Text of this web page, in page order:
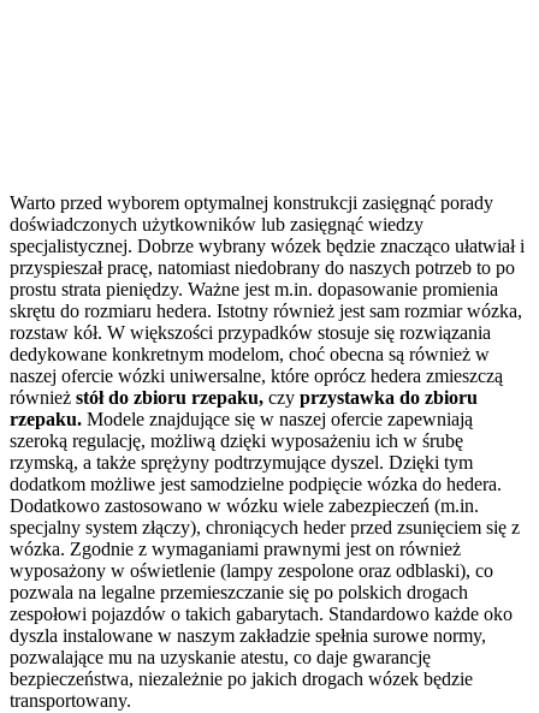
Warto przed wyborem optymalnej konstrukcji zasięgnąć porady
doświadczonych użytkowników lub zasięgnąć wiedzy
specjalistycznej. Dobrze wybrany wózek będzie znacząco ułatwiał i
przyspieszał pracę, natomiast niedobrany do naszych potrzeb to po
prostu strata pieniędzy. Ważne jest m.in. dopasowanie promienia
skrętu do rozmiaru hedera. Istotny również jest sam rozmiar wózka,
rozstaw kół. W większości przypadków stosuje się rozwiązania
dedykowane konkretnym modelom, choć obecna są również w
naszej ofercie wózki uniwersalne, które oprócz hedera zmieszczą
również stół do zbioru rzepaku, czy przystawka do zbioru
rzepaku. Modele znajdujące się w naszej ofercie zapewniają
szeroką regulację, możliwą dzięki wyposażeniu ich w śrubę
rzymską, a także sprężyny podtrzymujące dyszel. Dzięki tym
dodatkom możliwe jest samodzielne podpięcie wózka do hedera.
Dodatkowo zastosowano w wózku wiele zabezpieczeń (m.in.
specjalny system złączy), chroniących heder przed zsunięciem się z
wózka. Zgodnie z wymaganiami prawnymi jest on również
wyposażony w oświetlenie (lampy zespolone oraz odblaski), co
pozwala na legalne przemieszczanie się po polskich drogach
zespołowi pojazdów o takich gabarytach. Standardowo każde oko
dyszla instalowane w naszym zakładzie spełnia surowe normy,
pozwalające mu na uzyskanie atestu, co daje gwarancję
bezpieczeństwa, niezależnie po jakich drogach wózek będzie
transportowany.